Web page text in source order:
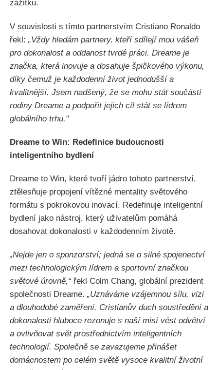
zážitku.
V souvislosti s tímto partnerstvím Cristiano Ronaldo
řekl: „Vždy hledám partnery, kteří sdílejí mou vášeň
pro dokonalost a oddanost tvrdé práci. Dreame je
značka, která inovuje a dosahuje špičkového výkonu,
díky čemuž je každodenní život jednodušší a
kvalitnější. Jsem nadšený, že se mohu stát součástí
rodiny Dreame a podpořit jejich cíl stát se lídrem
globálního trhu."
Dreame to Win: Redefinice budoucnosti
inteligentního bydlení
Dreame to Win, které tvoří jádro tohoto partnerství,
ztělesňuje propojení vítězné mentality světového
formátu s pokrokovou inovací. Redefinuje inteligentní
bydlení jako nástroj, který uživatelům pomáhá
dosahovat dokonalosti v každodenním životě.
„Nejde jen o sponzorství; jedná se o silné spojenectví
mezi technologickým lídrem a sportovní značkou
světové úrovně,“ řekl Colm Chang, globální prezident
společnosti Dreame. „Uznáváme vzájemnou sílu, vizi
a dlouhodobé zaměření. Cristianův duch soustředění a
dokonalosti hluboce rezonuje s naší misí vést odvětví
a ovlivňovat svět prostřednictvím inteligentních
technologií. Společně se zavazujeme přinášet
domácnostem po celém světě vysoce kvalitní životní